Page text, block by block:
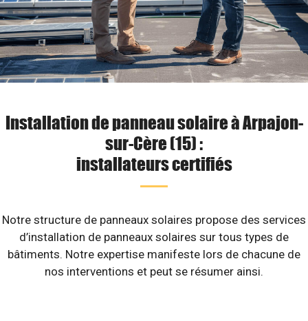
Installation de panneau solaire à Arpajon-
sur-Cère (15) :
installateurs certifiés
Notre structure de panneaux solaires propose des services
d’installation de panneaux solaires sur tous types de
bâtiments. Notre expertise manifeste lors de chacune de
nos interventions et peut se résumer ainsi.